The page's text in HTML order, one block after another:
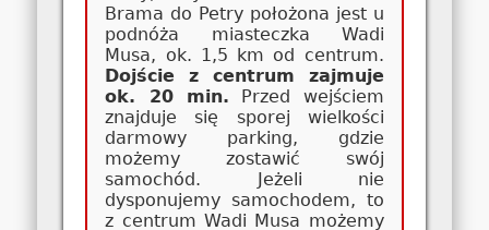
Brama do Petry położona jest u
podnóża miasteczka Wadi
Musa, ok. 1,5 km od centrum.
Dojście z centrum zajmuje
ok. 20 min. Przed wejściem
znajduje się sporej wielkości
darmowy parking, gdzie
możemy zostawić swój
samochód. Jeżeli nie
dysponujemy samochodem, to
z centrum Wadi Musa możemy